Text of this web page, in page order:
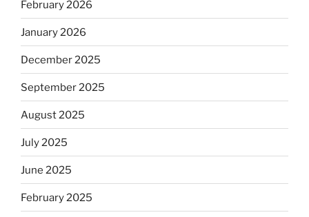
February 2026
January 2026
December 2025
September 2025
August 2025
July 2025
June 2025
February 2025